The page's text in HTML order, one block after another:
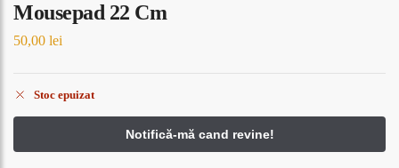
Mousepad 22 Cm
50,00 lei
Stoc epuizat